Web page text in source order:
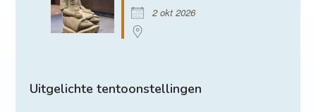
2 okt 2026
Uitgelichte tentoonstellingen